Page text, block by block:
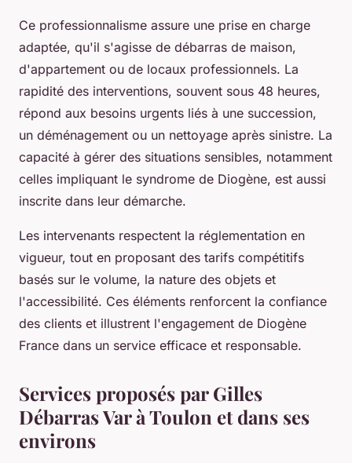
Ce professionnalisme assure une prise en charge
adaptée, qu'il s'agisse de débarras de maison,
d'appartement ou de locaux professionnels. La
rapidité des interventions, souvent sous 48 heures,
répond aux besoins urgents liés à une succession,
un déménagement ou un nettoyage après sinistre. La
capacité à gérer des situations sensibles, notamment
celles impliquant le syndrome de Diogène, est aussi
inscrite dans leur démarche.
Les intervenants respectent la réglementation en
vigueur, tout en proposant des tarifs compétitifs
basés sur le volume, la nature des objets et
l'accessibilité. Ces éléments renforcent la confiance
des clients et illustrent l'engagement de Diogène
France dans un service efficace et responsable.
Services proposés par Gilles
Débarras Var à Toulon et dans ses
environs